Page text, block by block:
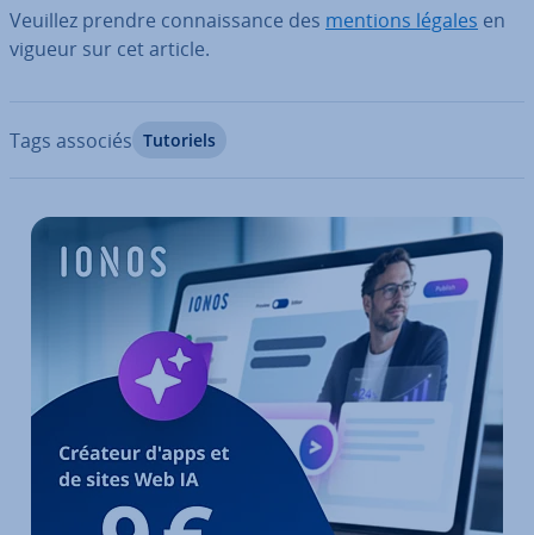
Veuillez prendre con­nais­sance des mentions légales en
vigueur sur cet article.
Tags associés Tutoriels
Aller au menu principal